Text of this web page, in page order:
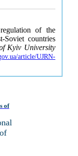
of the
Soviet countries
Kyiv University
article/UJRN-
of